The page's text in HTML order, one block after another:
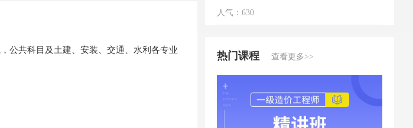
公共科目及土建、安装、交通、水利各专业
人气：630
热门课程 查看更多>>